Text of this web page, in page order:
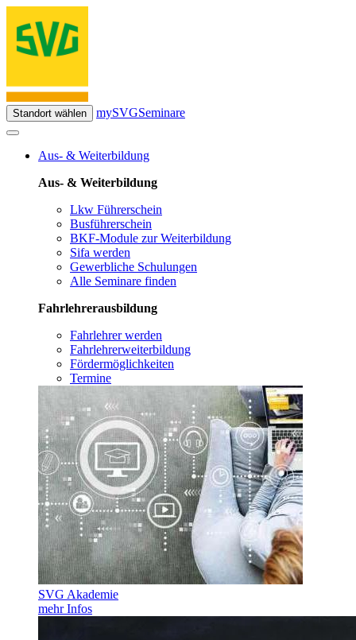
Standort wählen mySVGSeminare
Aus- & Weiterbildung
Aus- & Weiterbildung
Lkw Führerschein
Busführerschein
BKF-Module zur Weiterbildung
Sifa werden
Gewerbliche Schulungen
Alle Seminare finden
Fahrlehrerausbildung
Fahrlehrer werden
Fahrlehrerweiterbildung
Fördermöglichkeiten
Termine
SVG Akademie
mehr Infos